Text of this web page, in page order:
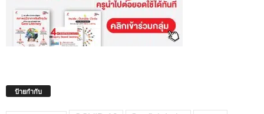
ป้ายกำกับ